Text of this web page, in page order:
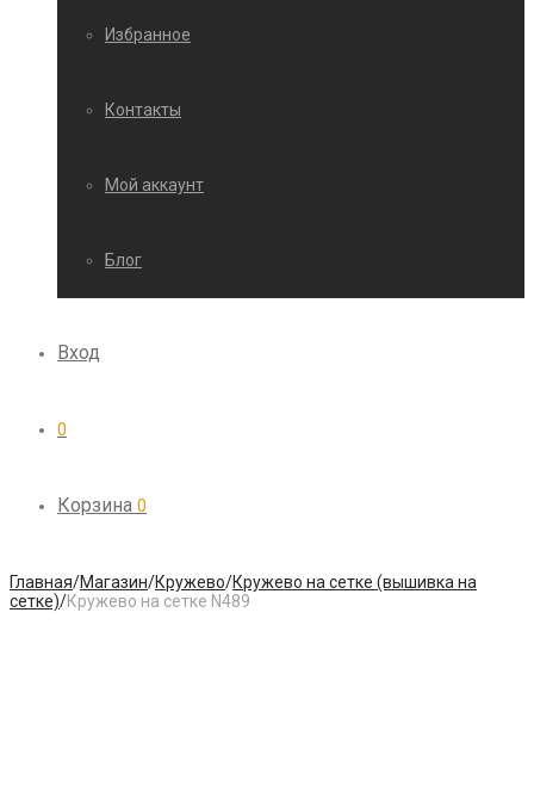
Избранное
Контакты
Мой аккаунт
Блог
Вход
0
Корзина 0
Главная/Магазин/Кружево/Кружево на сетке (вышивка на
сетке)/Кружево на сетке N489